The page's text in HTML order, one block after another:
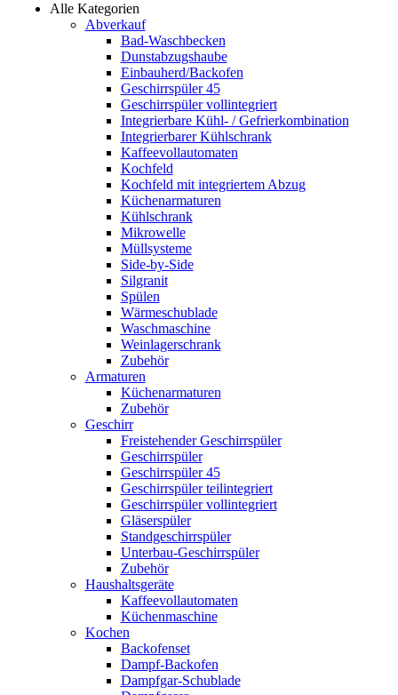
Alle Kategorien
Abverkauf
Bad-Waschbecken
Dunstabzugshaube
Einbauherd/Backofen
Geschirrspüler 45
Geschirrspüler vollintegriert
Integrierbare Kühl- / Gefrierkombination
Integrierbarer Kühlschrank
Kaffeevollautomaten
Kochfeld
Kochfeld mit integriertem Abzug
Küchenarmaturen
Kühlschrank
Mikrowelle
Müllsysteme
Side-by-Side
Silgranit
Spülen
Wärmeschublade
Waschmaschine
Weinlagerschrank
Zubehör
Armaturen
Küchenarmaturen
Zubehör
Geschirr
Freistehender Geschirrspüler
Geschirrspüler
Geschirrspüler 45
Geschirrspüler teilintegriert
Geschirrspüler vollintegriert
Gläserspüler
Standgeschirrspüler
Unterbau-Geschirrspüler
Zubehör
Haushaltsgeräte
Kaffeevollautomaten
Küchenmaschine
Kochen
Backofenset
Dampf-Backofen
Dampfgar-Schublade